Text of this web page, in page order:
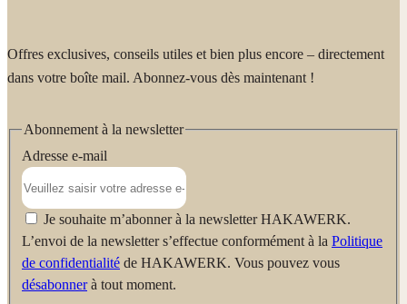
Offres exclusives, conseils utiles et bien plus encore – directement
dans votre boîte mail. Abonnez-vous dès maintenant !
Abonnement à la newsletter
Adresse e-mail
Je souhaite m’abonner à la newsletter HAKAWERK.
L’envoi de la newsletter s’effectue conformément à la Politique
de confidentialité de HAKAWERK. Vous pouvez vous
désabonnerà tout moment.